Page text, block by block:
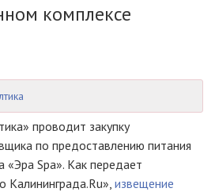
комплексе
проводит закупку
по предоставлению питания
Spa». Как передает
Калининграда.Ru», извещение